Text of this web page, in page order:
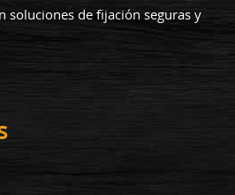
soluciones de fijación seguras y